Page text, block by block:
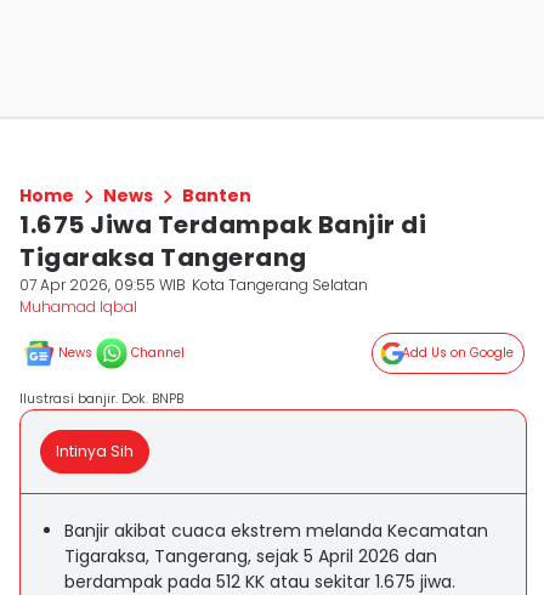
Home News Banten
1.675 Jiwa Terdampak Banjir di
Tigaraksa Tangerang
07 Apr 2026, 09:55 WIB Kota Tangerang Selatan
Muhamad Iqbal
News Channel Add Us on Google
Ilustrasi banjir. Dok. BNPB
Intinya Sih
Banjir akibat cuaca ekstrem melanda Kecamatan
Tigaraksa, Tangerang, sejak 5 April 2026 dan
berdampak pada 512 KK atau sekitar 1.675 jiwa.